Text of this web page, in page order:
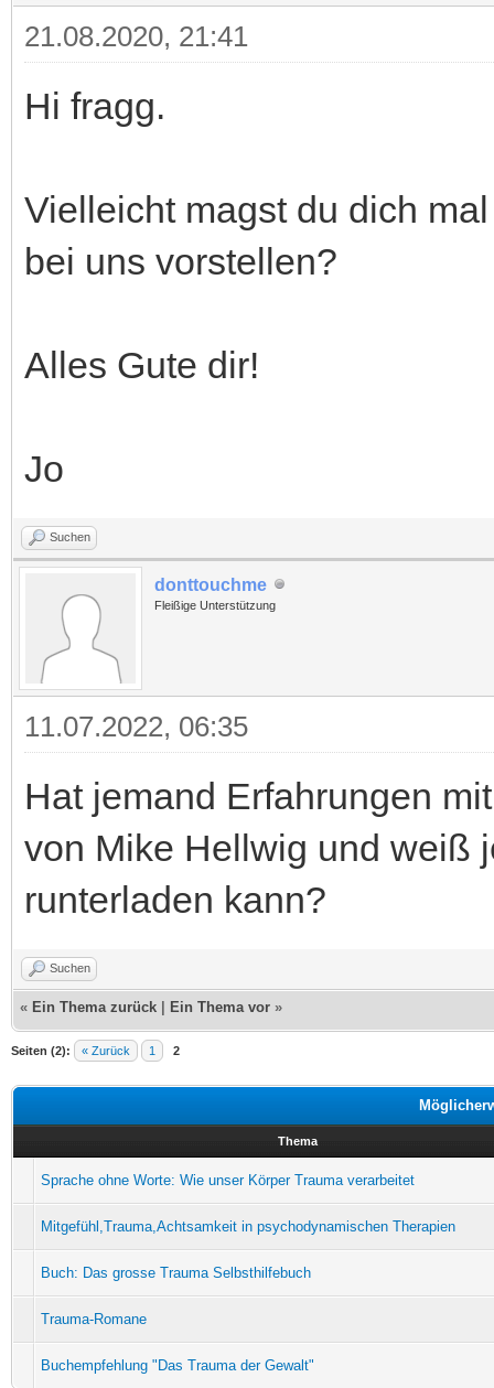
21.08.2020, 21:41
Hi fragg.
Vielleicht magst du dich
bei uns vorstellen?
Alles Gute dir!
Jo
Suchen
donttouchme
Fleißige Unterstützung
11.07.2022, 06:35
Hat jemand Erfahrungen
von Mike Hellwig und weiß
runterladen kann?
Suchen
« Ein Thema zurück Ein Thema vor »
Seiten (2): « Zurück 1 2
Thema
Sprache ohne Worte: Wie unser Körper Trauma verarbeitet
Mitgefühl,Trauma,Achtsamkeit in psychodynamischen Therapien
Buch: Das grosse Trauma Selbsthilfebuch
Trauma-Romane
Buchempfehlung "Das Trauma der Gewalt"